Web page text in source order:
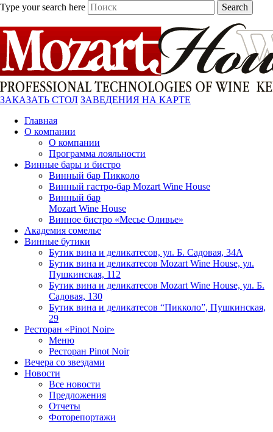
Type your search here Search
ЗАКАЗАТЬ СТОЛ ЗАВЕДЕНИЯ НА КАРТЕ
Главная
О компании
О компании
Программа лояльности
Винные бары и бистро
Винный бар Пикколо
Винный гастро-бар Mozart Wine House
Винный бар
Mozart Wine House
Винное бистро «Месье Оливье»
Академия сомелье
Винные бутики
Бутик вина и деликатесов, ул. Б. Садовая, 34А
Бутик вина и деликатесов Mozart Wine House, ул.
Пушкинская, 112
Бутик вина и деликатесов Mozart Wine House, ул. Б.
Садовая, 130
Бутик вина и деликатесов “Пикколо”, Пушкинская,
29
Ресторан «Pinot Noir»
Меню
Ресторан Pinot Noir
Вечера со звездами
Новости
Все новости
Предложения
Отчеты
Фоторепортажи